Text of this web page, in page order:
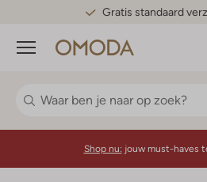
Gratis standaard
Menu
Shop nu: jouw must-haves